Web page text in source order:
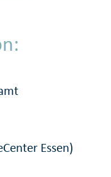
Essen)